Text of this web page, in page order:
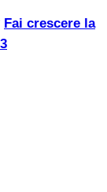
Fai crescere la